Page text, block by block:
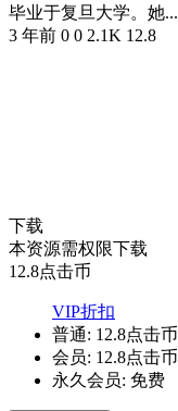
毕业于复旦大学。她...
3 年前 0 0 2.1K 12.8
下载
本资源需权限下载
12.8点击币
VIP折扣
普通: 12.8点击币
会员: 12.8点击币
永久会员: 免费